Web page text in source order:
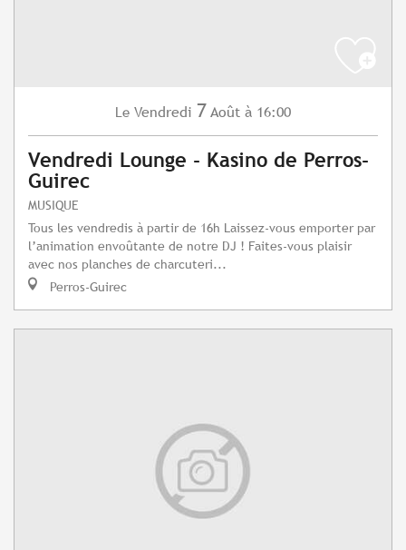
Le Vendredi 7 Août à 16:00
Vendredi Lounge - Kasino de Perros-
Guirec
MUSIQUE
Tous les vendredis à partir de 16h Laissez-vous emporter par
l’animation envoûtante de notre DJ ! Faites-vous plaisir
avec nos planches de charcuteri...
Perros-Guirec